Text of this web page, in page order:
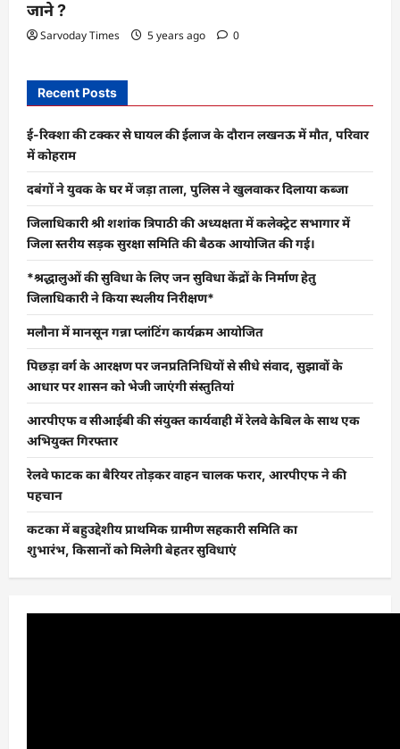
जाने ?
Sarvoday Times 5 years ago 0
Recent Posts
ई-रिक्शा की टक्कर से घायल की ईलाज के दौरान लखनऊ में मौत, परिवार
में कोहराम
दबंगों ने युवक के घर में जड़ा ताला, पुलिस ने खुलवाकर दिलाया कब्जा
जिलाधिकारी श्री शशांक त्रिपाठी की अध्यक्षता में कलेक्ट्रेट सभागार में
जिला स्तरीय सड़क सुरक्षा समिति की बैठक आयोजित की गई।
*श्रद्धालुओं की सुविधा के लिए जन सुविधा केंद्रों के निर्माण हेतु
जिलाधिकारी ने किया स्थलीय निरीक्षण*
मलौना में मानसून गन्ना प्लांटिंग कार्यक्रम आयोजित
पिछड़ा वर्ग के आरक्षण पर जनप्रतिनिधियों से सीधे संवाद, सुझावों के
आधार पर शासन को भेजी जाएंगी संस्तुतियां
आरपीएफ व सीआईबी की संयुक्त कार्यवाही में रेलवे केबिल के साथ एक
अभियुक्त गिरफ्तार
रेलवे फाटक का बैरियर तोड़कर वाहन चालक फरार, आरपीएफ ने की
पहचान
कटका में बहुउद्देशीय प्राथमिक ग्रामीण सहकारी समिति का
शुभारंभ, किसानों को मिलेगी बेहतर सुविधाएं